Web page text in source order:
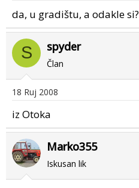
da, u gradištu, a odakle si?
S spyder
Član
18 Ruj 2008
iz Otoka
Marko355
Iskusan lik